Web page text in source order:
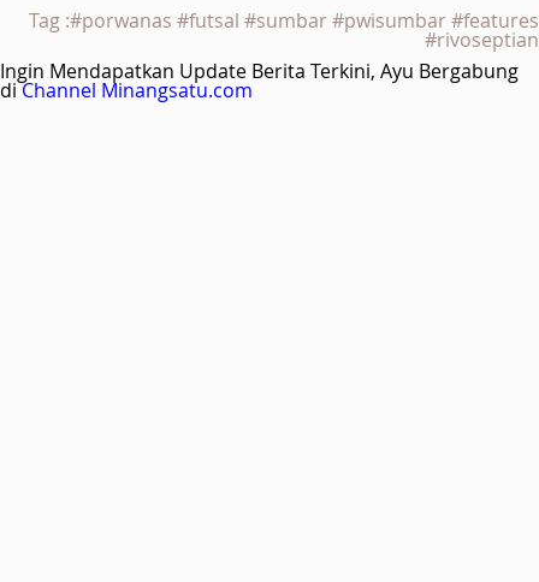
Tag :#porwanas #futsal #sumbar #pwisumbar #features
#rivoseptian
Ingin Mendapatkan Update Berita Terkini, Ayu Bergabung
diChannel Minangsatu.com